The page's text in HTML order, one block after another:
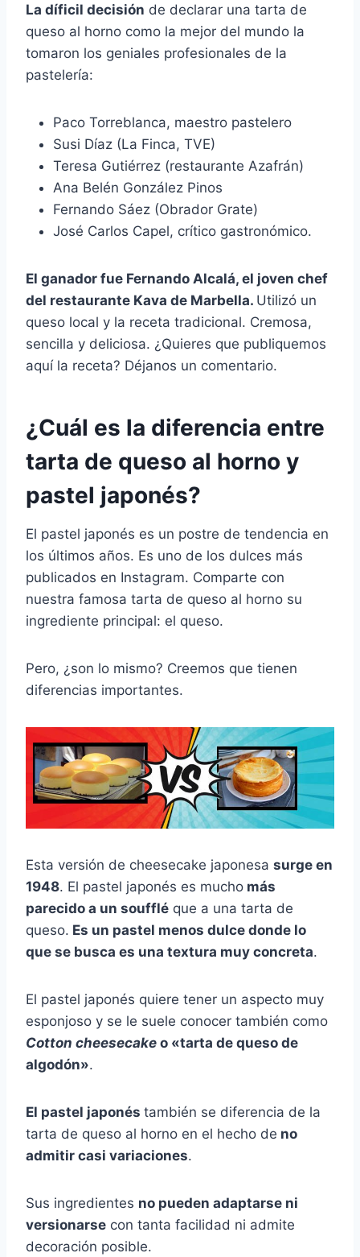
La díficil decisión de declarar una tarta de
queso al horno como la mejor del mundo la
tomaron los geniales profesionales de la
pastelería:
Paco Torreblanca, maestro pastelero
Susi Díaz (La Finca, TVE)
Teresa Gutiérrez (restaurante Azafrán)
Ana Belén González Pinos
Fernando Sáez (Obrador Grate)
José Carlos Capel, crítico gastronómico.
El ganador fue Fernando Alcalá, el joven chef
del restaurante Kava de Marbella. Utilizó un
queso local y la receta tradicional. Cremosa,
sencilla y deliciosa. ¿Quieres que publiquemos
aquí la receta? Déjanos un comentario.
¿Cuál es la diferencia entre
tarta de queso al horno y
pastel japonés?
El pastel japonés es un postre de tendencia en
los últimos años. Es uno de los dulces más
publicados en Instagram. Comparte con
nuestra famosa tarta de queso al horno su
ingrediente principal: el queso.
Pero, ¿son lo mismo? Creemos que tienen
diferencias importantes.
Esta versión de cheesecake japonesa surge en
1948. El pastel japonés es mucho más
parecido a un soufflé que a una tarta de
queso. Es un pastel menos dulce donde lo
que se busca es una textura muy concreta.
El pastel japonés quiere tener un aspecto muy
esponjoso y se le suele conocer también como
Cotton cheesecake o «tarta de queso de
algodón».
El pastel japonés también se diferencia de la
tarta de queso al horno en el hecho de no
admitir casi variaciones.
Sus ingredientes no pueden adaptarse ni
versionarse con tanta facilidad ni admite
decoración posible.